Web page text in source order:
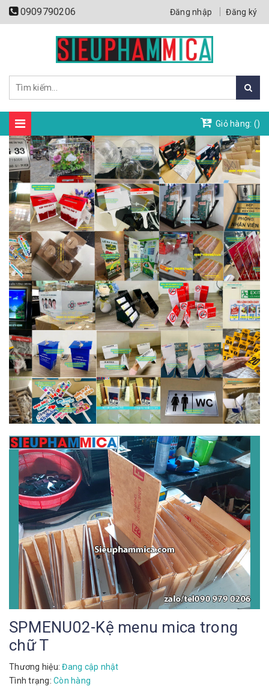
0909790206 Đăng nhập Đăng ký
Giỏ hàng: ()
SPMENU02-Kệ menu mica trong
chữ T
Thương hiệu: Đang cập nhật
Tình trạng: Còn hàng